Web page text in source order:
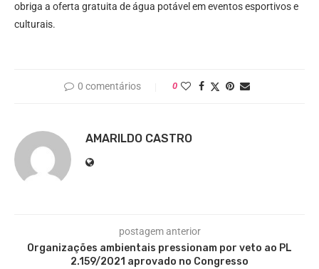
obriga a oferta gratuita de água potável em eventos esportivos e
culturais.
0 comentários 0
AMARILDO CASTRO
postagem anterior
Organizações ambientais pressionam por veto ao PL
2.159/2021 aprovado no Congresso